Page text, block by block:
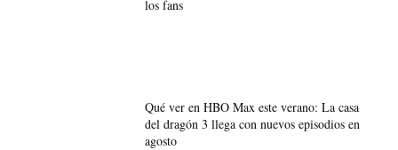
los fans
Qué ver en HBO Max este verano: La casa
del dragón 3 llega con nuevos episodios en
agosto